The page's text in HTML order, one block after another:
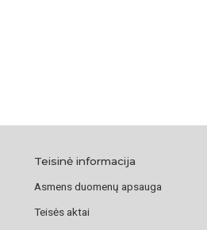
Teisinė informacija
Asmens duomenų apsauga
Teisės aktai